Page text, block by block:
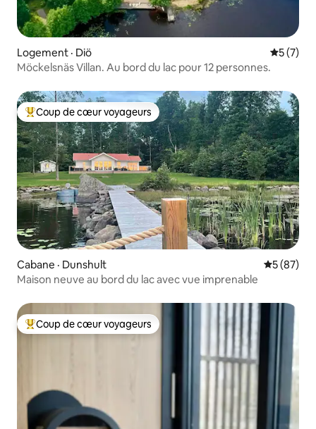
Logement · Diö Note
5 (7)
Möckelsnäs Villan. Au bord du lac pour 12 personnes.
Coup de cœur voyageurs parmi les plus aimés
Coup de cœur voyageurs
Cabane · Dunshult Note
5 (87)
Maison neuve au bord du lac avec vue imprenable
Coup de cœur voyageurs parmi les plus aimés
Coup de cœur voyageurs